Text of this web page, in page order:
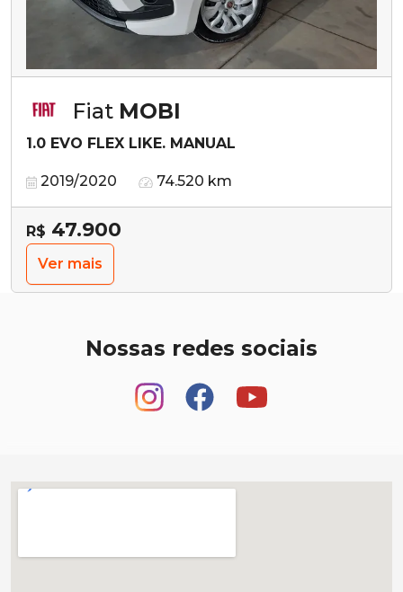
Fiat MOBI
1.0 EVO FLEX LIKE. MANUAL
2019/2020 74.520 km
R$ 47.900
Ver mais
Nossas redes sociais